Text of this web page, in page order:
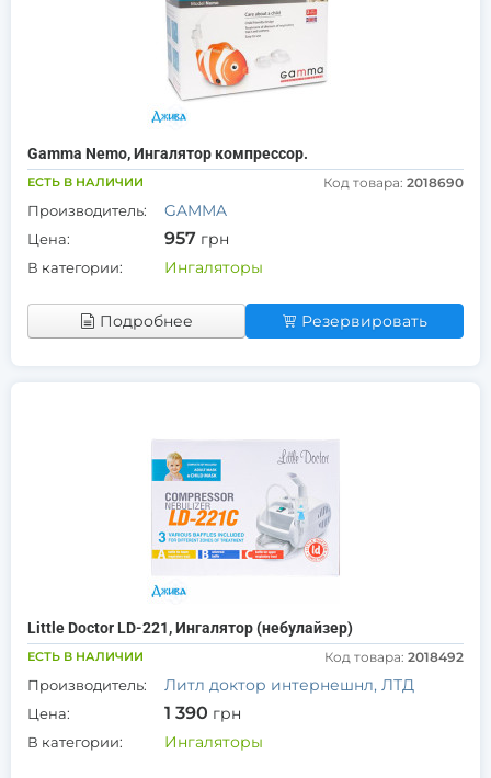
Gamma Nemo, Ингалятор компрессор.
ЕСТЬ В НАЛИЧИИ Код товара: 2018690
Производитель: GAMMA
Цена: 957 грн
В категории: Ингаляторы
Подробнее Резервировать
Little Doctor LD-221, Ингалятор (небулайзер)
ЕСТЬ В НАЛИЧИИ Код товара: 2018492
Производитель: Литл доктор интернешнл, ЛТД
Цена: 1 390 грн
В категории: Ингаляторы